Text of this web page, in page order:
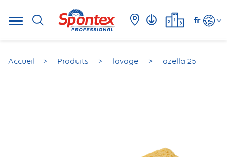
fr
Accueil Produits lavage azella 25